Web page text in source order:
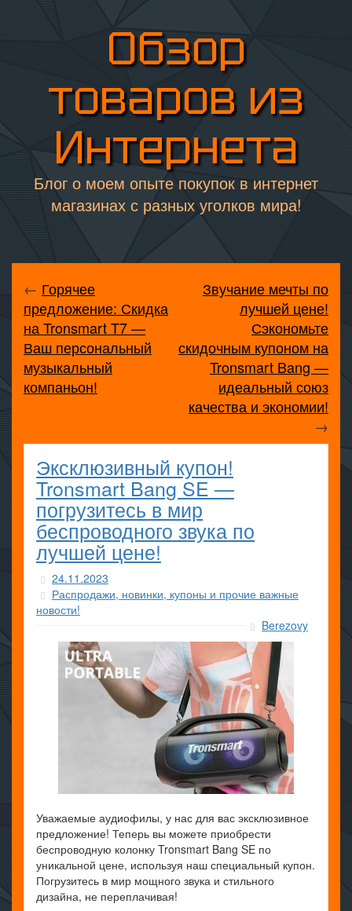
Обзор
товаров из
Интернета
Блог о моем опыте покупок в интернет
магазинах с разных уголков мира!
← Горячее
предложение: Скидка
на Tronsmart T7 —
Ваш персональный
музыкальный
компаньон!
Звучание мечты по
лучшей цене!
Сэкономьте
скидочным купоном на
Tronsmart Bang —
идеальный союз
качества и экономии!
→
Эксклюзивный купон!
Tronsmart Bang SE —
погрузитесь в мир
беспроводного звука по
лучшей цене!
24.11.2023
Распродажи, новинки, купоны и прочие важные
новости!
Berezovy
Уважаемые аудиофилы, у нас для вас эксклюзивное
предложение! Теперь вы можете приобрести
беспроводную колонку Tronsmart Bang SE по
уникальной цене, используя наш специальный купон.
Погрузитесь в мир мощного звука и стильного
дизайна, не переплачивая!